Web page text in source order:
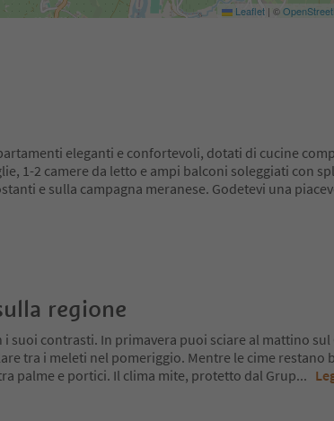
Leaflet | ©
eleganti e confortevoli, dotati di cucine
1-2 camere da letto e ampi balconi soleggiati con
e sulla campagna meranese. Godetevi una
regione
suoi contrasti. In primavera puoi sciare al mattino sul
tra i meleti nel pomeriggio. Mentre le cime restano
palme e portici. Il clima mite, protetto dal Grup...